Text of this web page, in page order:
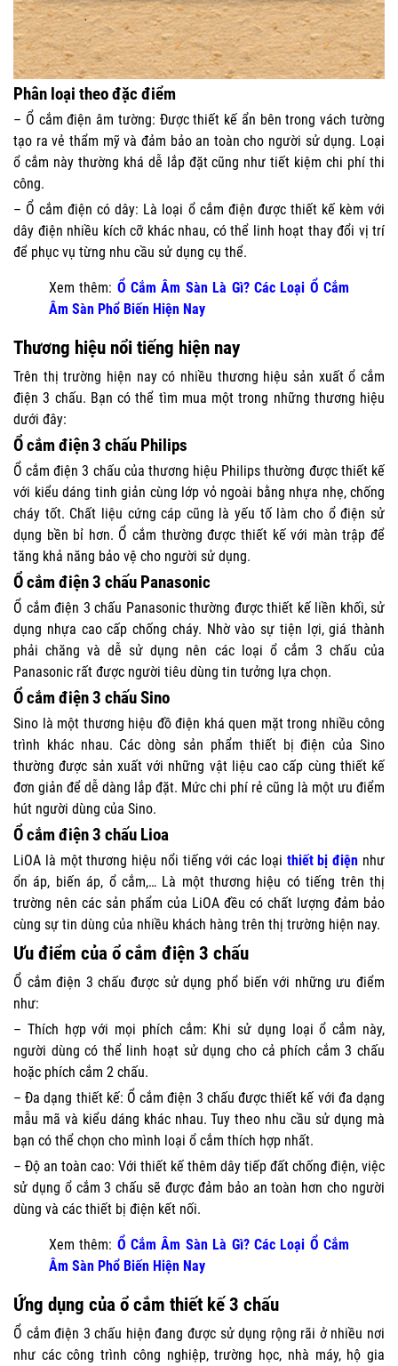
Phân loại theo đặc điểm
– Ổ cắm điện âm tường: Được thiết kế ẩn bên trong vách tường
tạo ra vẻ thẩm mỹ và đảm bảo an toàn cho người sử dụng. Loại
ổ cắm này thường khá dễ lắp đặt cũng như tiết kiệm chi phí thi
công.
– Ổ cắm điện có dây: Là loại ổ cắm điện được thiết kế kèm với
dây điện nhiều kích cỡ khác nhau, có thể linh hoạt thay đổi vị trí
để phục vụ từng nhu cầu sử dụng cụ thể.
Xem thêm: Ổ Cắm Âm Sàn Là Gì? Các Loại Ổ Cắm
Âm Sàn Phổ Biến Hiện Nay
Thương hiệu nổi tiếng hiện nay
Trên thị trường hiện nay có nhiều thương hiệu sản xuất ổ cắm
điện 3 chấu. Bạn có thể tìm mua một trong những thương hiệu
dưới đây:
Ổ cắm điện 3 chấu Philips
Ổ cắm điện 3 chấu của thương hiệu Philips thường được thiết kế
với kiểu dáng tinh giản cùng lớp vỏ ngoài bằng nhựa nhẹ, chống
cháy tốt. Chất liệu cứng cáp cũng là yếu tố làm cho ổ điện sử
dụng bền bỉ hơn. Ổ cắm thường được thiết kế với màn trập để
tăng khả năng bảo vệ cho người sử dụng.
Ổ cắm điện 3 chấu Panasonic
Ổ cắm điện 3 chấu Panasonic thường được thiết kế liền khối, sử
dụng nhựa cao cấp chống cháy. Nhờ vào sự tiện lợi, giá thành
phải chăng và dễ sử dụng nên các loại ổ cắm 3 chấu của
Panasonic rất được người tiêu dùng tin tưởng lựa chọn.
Ổ cắm điện 3 chấu Sino
Sino là một thương hiệu đồ điện khá quen mặt trong nhiều công
trình khác nhau. Các dòng sản phẩm thiết bị điện của Sino
thường được sản xuất với những vật liệu cao cấp cùng thiết kế
đơn giản để dễ dàng lắp đặt. Mức chi phí rẻ cũng là một ưu điểm
hút người dùng của Sino.
Ổ cắm điện 3 chấu Lioa
LiOA là một thương hiệu nổi tiếng với các loại thiết bị điện như
ổn áp, biến áp, ổ cắm,… Là một thương hiệu có tiếng trên thị
trường nên các sản phẩm của LiOA đều có chất lượng đảm bảo
cùng sự tin dùng của nhiều khách hàng trên thị trường hiện nay.
Ưu điểm của ổ cắm điện 3 chấu
Ổ cắm điện 3 chấu được sử dụng phổ biến với những ưu điểm
như:
– Thích hợp với mọi phích cắm: Khi sử dụng loại ổ cắm này,
người dùng có thể linh hoạt sử dụng cho cả phích cắm 3 chấu
hoặc phích cắm 2 chấu.
– Đa dạng thiết kế: Ổ cắm điện 3 chấu được thiết kế với đa dạng
mẫu mã và kiểu dáng khác nhau. Tuy theo nhu cầu sử dụng mà
bạn có thể chọn cho mình loại ổ cắm thích hợp nhất.
– Độ an toàn cao: Với thiết kế thêm dây tiếp đất chống điện, việc
sử dụng ổ cắm 3 chấu sẽ được đảm bảo an toàn hơn cho người
dùng và các thiết bị điện kết nối.
Xem thêm: Ổ Cắm Âm Sàn Là Gì? Các Loại Ổ Cắm
Âm Sàn Phổ Biến Hiện Nay
Ứng dụng của ổ cắm thiết kế 3 chấu
Ổ cắm điện 3 chấu hiện đang được sử dụng rộng rãi ở nhiều nơi
như các công trình công nghiệp, trường học, nhà máy, hộ gia